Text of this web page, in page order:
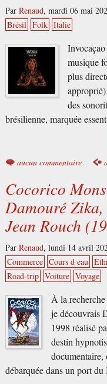
Par Renaud, mardi 06 mai
Brésil Folk Italie
musique
plus
des
brésilienne, marquée
aucun commentaire
Cocorico
Damouré
Jean Rouch
Par Renaud, lundi 14 avril
Commerce Cours d eau
Road-trip Voiture Voyage
À la
je découvrais
1998 réalisé
destin
débarquée dans un port